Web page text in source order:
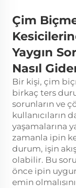
Çim
Yaygın
Nasıl
Bir kişi, çim
birkaç ters
sorunların ve
kullanıcıların
yaşamalarına
zamanla ipin
durum, işin
olabilir. Bu
önce ipin
emin